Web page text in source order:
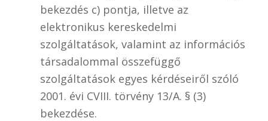
bekezdés c) pontja, illetve az
elektronikus kereskedelmi
szolgáltatások, valamint az információs
társadalommal összefüggő
szolgáltatások egyes kérdéseiről szóló
2001. évi CVIII. törvény 13/A. § (3)
bekezdése.